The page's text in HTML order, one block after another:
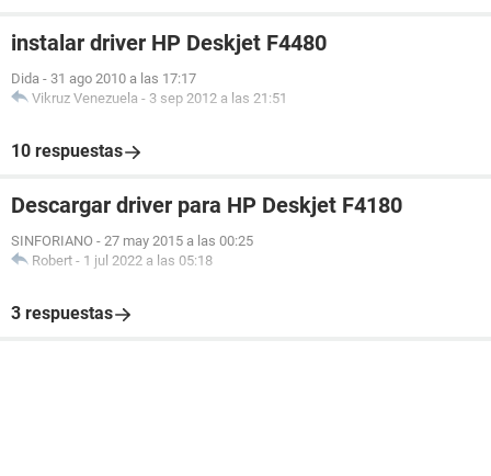
instalar driver HP Deskjet F4480
Dida - 31 ago 2010 a las 17:17
Vikruz Venezuela - 3 sep 2012 a las 21:51
10 respuestas
Descargar driver para HP Deskjet F4180
SINFORIANO - 27 may 2015 a las 00:25
Robert - 1 jul 2022 a las 05:18
3 respuestas